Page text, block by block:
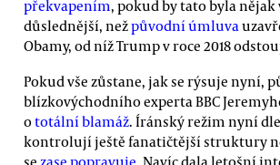
překvapením, pokud by tato byla nějak
důslednější, nežpůvodní úmluva
Obamy, od níž Trump v roce 2018
Pokud vše zůstane, jak se rýsuje nyní,
blízkovýchodního experta BBC
ototální blamáž. Íránský režim nyní
kontrolují ještě fanatičtější struktury
se zase popravuje . Navíc dala letošní